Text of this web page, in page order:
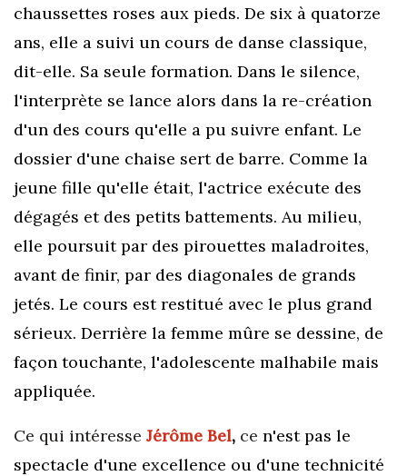
chaussettes roses aux pieds. De six à quatorze
ans, elle a suivi un cours de danse classique,
dit-elle. Sa seule formation. Dans le silence,
l'interprète se lance alors dans la re-création
d'un des cours qu'elle a pu suivre enfant. Le
dossier d'une chaise sert de barre. Comme la
jeune fille qu'elle était, l'actrice exécute des
dégagés et des petits battements. Au milieu,
elle poursuit par des pirouettes maladroites,
avant de finir, par des diagonales de grands
jetés. Le cours est restitué avec le plus grand
sérieux. Derrière la femme mûre se dessine, de
façon touchante, l'adolescente malhabile mais
appliquée.
Ce qui intéresse Jérôme Bel, ce n'est pas le
spectacle d'une excellence ou d'une technicité